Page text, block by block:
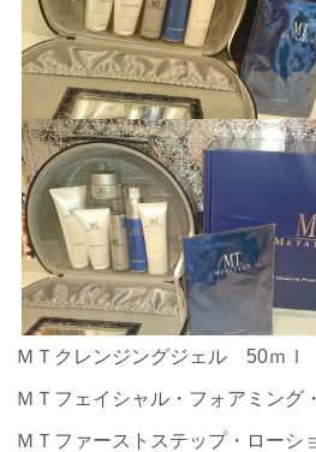
ＭＴクレンジングジェル 50ｍｌ
ＭＴフェイシャル・フォアミン
ＭＴファーストステップ・ローシ